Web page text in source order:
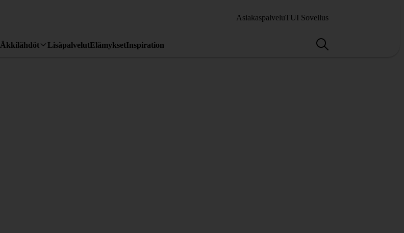
AsiakaspalveluTUI Sovellus
Äkkilähdöt LisäpalvelutElämyksetInspiration